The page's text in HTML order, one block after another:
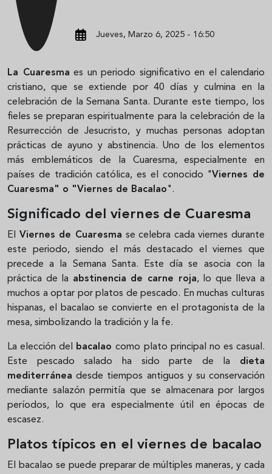
Jueves, Marzo 6, 2025 - 16:50
La Cuaresma es un periodo significativo en el calendario
cristiano, que se extiende por 40 días y culmina en la
celebración de la Semana Santa. Durante este tiempo, los
fieles se preparan espiritualmente para la celebración de la
Resurrección de Jesucristo, y muchas personas adoptan
prácticas de ayuno y abstinencia. Uno de los elementos
más emblemáticos de la Cuaresma, especialmente en
países de tradición católica, es el conocido "Viernes de
Cuaresma" o "Viernes de Bacalao".
Significado del viernes de Cuaresma
El Viernes de Cuaresma se celebra cada viernes durante
este periodo, siendo el más destacado el viernes que
precede a la Semana Santa. Este día se asocia con la
práctica de la abstinencia de carne roja, lo que lleva a
muchos a optar por platos de pescado. En muchas culturas
hispanas, el bacalao se convierte en el protagonista de la
mesa, simbolizando la tradición y la fe.
La elección del bacalaocomo plato principal no es casual.
Este pescado salado ha sido parte de la dieta
mediterránea desde tiempos antiguos y su conservación
mediante salazón permitía que se almacenara por largos
períodos, lo que era especialmente útil en épocas de
escasez.
Platos típicos en el viernes de bacalao
El bacalao se puede preparar de múltiples maneras, y cada